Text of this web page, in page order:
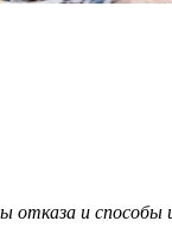
и способы